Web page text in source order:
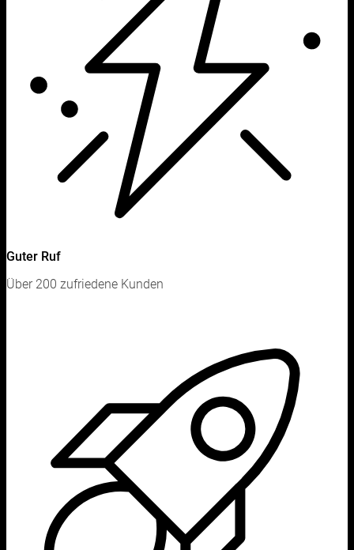
Guter Ruf
Über 200 zufriedene Kunden